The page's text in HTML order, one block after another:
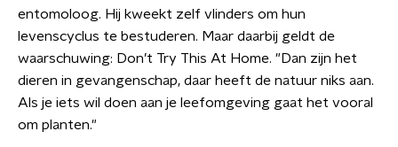
entomoloog. Hij kweekt zelf vlinders om hun
levenscyclus te bestuderen. Maar daarbij geldt de
waarschuwing: Don’t Try This At Home. "Dan zijn het
dieren in gevangenschap, daar heeft de natuur niks aan.
Als je iets wil doen aan je leefomgeving gaat het vooral
om planten."